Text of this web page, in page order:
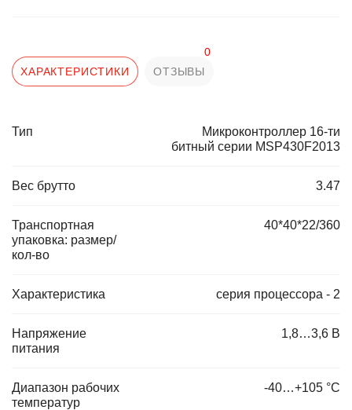
ХАРАКТЕРИСТИКИ ОТЗЫВЫ
0
Тип
Микроконтроллер 16-ти
битный серии MSP430F2013
Вес брутто 3.47
Транспортная
упаковка: размер/
кол-во
40*40*22/360
Характеристика серия процессора - 2
Напряжение
питания
1,8…3,6 В
Диапазон рабочих
температур
-40…+105 °С